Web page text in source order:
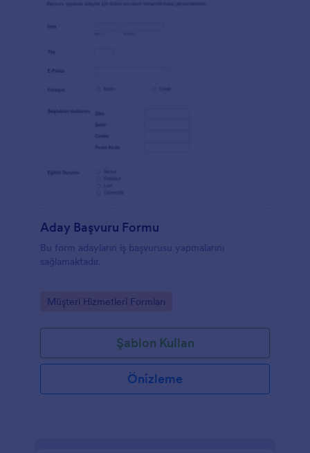
Aday Başvuru Formu
Bu form adayların iş başvurusu yapmalarını
sağlamaktadır.
Go to Category:
Müşteri Hizmetleri Formları
Şablon Kullan
Önizleme